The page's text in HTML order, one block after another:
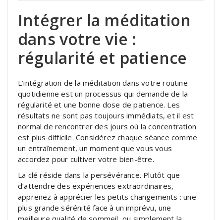
Intégrer la méditation
dans votre vie :
régularité et patience
L’intégration de la méditation dans votre routine
quotidienne est un processus qui demande de la
régularité et une bonne dose de patience. Les
résultats ne sont pas toujours immédiats, et il est
normal de rencontrer des jours où la concentration
est plus difficile. Considérez chaque séance comme
un entraînement, un moment que vous vous
accordez pour cultiver votre bien-être.
La clé réside dans la persévérance. Plutôt que
d’attendre des expériences extraordinaires,
apprenez à apprécier les petits changements : une
plus grande sérénité face à un imprévu, une